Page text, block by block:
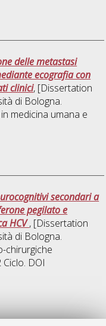
delle metastasi
ecografia con
clinici, [Dissertation
di Bologna.
medicina umana e
secondari a
pegilato e
HCV, [Dissertation
di Bologna.
chirurgiche
Ciclo. DOI